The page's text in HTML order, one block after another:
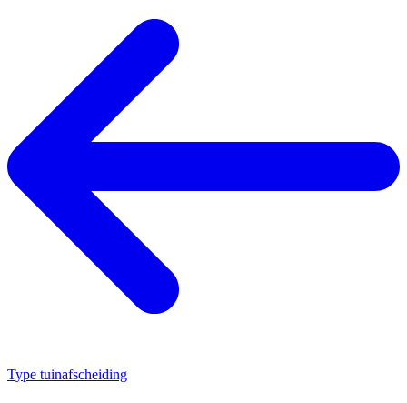
Type tuinafscheiding